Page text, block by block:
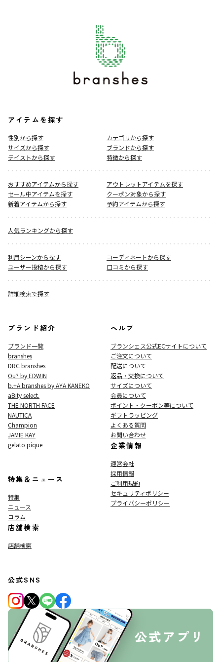
アイテムを探す
性別から探す
カテゴリから探す
サイズから探す
ブランドから探す
テイストから探す
特徴から探す
おすすめアイテムから探す
アウトレットアイテムを探す
セール中アイテムを探す
クーポン対象から探す
新着アイテムから探す
予約アイテムから探す
人気ランキングから探す
利用シーンから探す
コーディネートから探す
ユーザー投稿から探す
口コミから探す
詳細検索で探す
ブランド紹介
ブランド一覧
branshes
DRC branshes
Ou? by EDWIN
b.+A branshes by AYA KANEKO
aBity select.
THE NORTH FACE
NAUTICA
Champion
JAMIE KAY
gelato pique
特集＆ニュース
特集
ニュース
コラム
店舗検索
店舗検索
ヘルプ
ブランシェス公式ECサイトについて
ご注文について
配送について
返品・交換について
サイズについて
会員について
ポイント・クーポン等について
ギフトラッピング
よくある質問
お問い合わせ
企業情報
運営会社
採用情報
ご利用規約
セキュリティポリシー
プライバシーポリシー
公式SNS